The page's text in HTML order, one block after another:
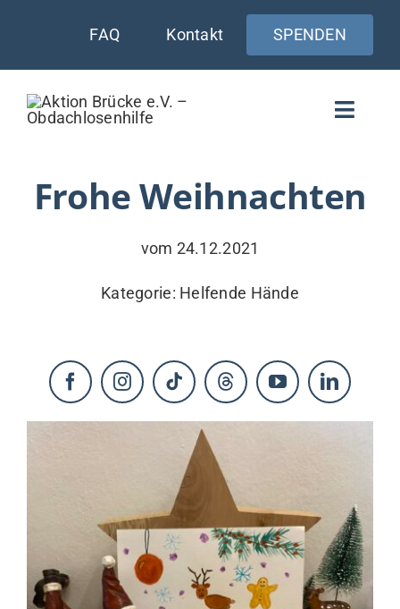
springen
FAQ Kontakt SPENDEN
Toggle
VERSORGUNG
KONTAKT
Frohe Weihnachten
vom 24.12.2021
Kategorie: Helfende Hände